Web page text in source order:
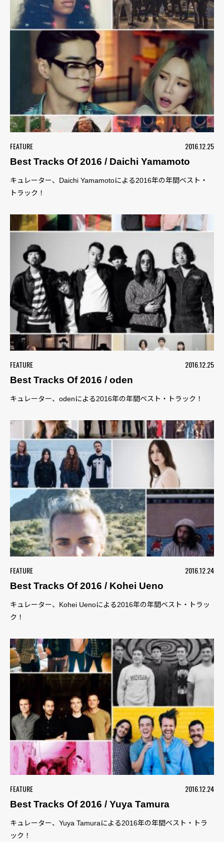
FEATURE
2016.12.25
Best Tracks Of 2016 / Daichi Yamamoto
キュレーター、Daichi Yamamotoによる2016年の年間ベスト・
トラック！
FEATURE
2016.12.25
Best Tracks Of 2016 / oden
キュレーター、odenによる2016年の年間ベスト・トラック！
FEATURE
2016.12.24
Best Tracks Of 2016 / Kohei Ueno
キュレーター、Kohei Uenoによる2016年の年間ベスト・トラッ
ク！
FEATURE
2016.12.24
Best Tracks Of 2016 / Yuya Tamura
キュレーター、Yuya Tamuraによる2016年の年間ベスト・トラ
ック！